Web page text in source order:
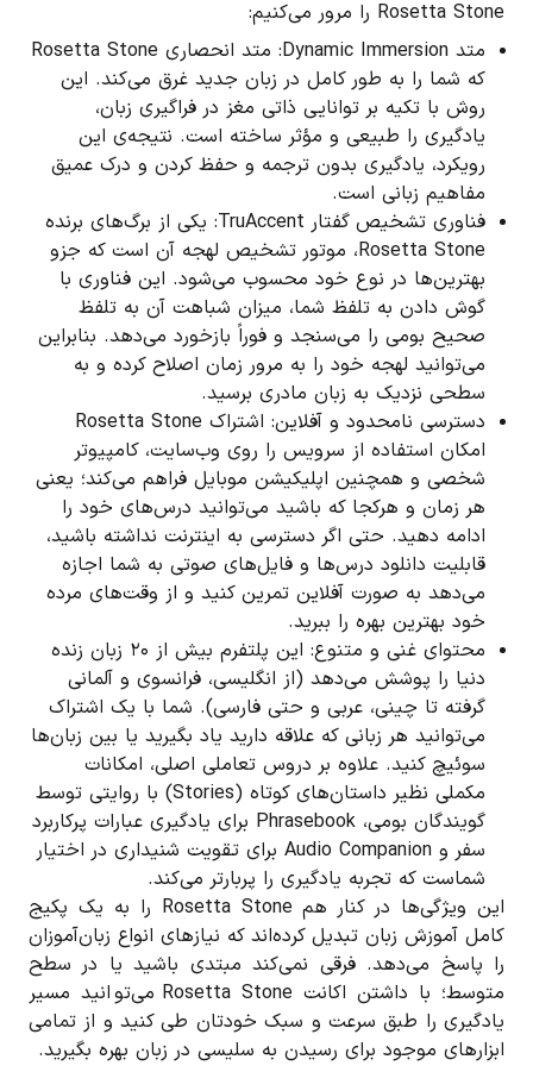
Rosetta Stone را مرور می‌کنیم:
متد Dynamic Immersion: متد انحصاری Rosetta Stone
که شما را به طور کامل در زبان جدید غرق می‌کند. این
روش با تکیه بر توانایی ذاتی مغز در فراگیری زبان،
یادگیری را طبیعی و مؤثر ساخته است. نتیجه‌ی این
رویکرد، یادگیری بدون ترجمه و حفظ کردن و درک عمیق
مفاهیم زبانی است.
فناوری تشخیص گفتار TruAccent: یکی از برگ‌های برنده
Rosetta Stone، موتور تشخیص لهجه آن است که جزو
بهترین‌ها در نوع خود محسوب می‌شود. این فناوری با
گوش دادن به تلفظ شما، میزان شباهت آن به تلفظ
صحیح بومی را می‌سنجد و فوراً بازخورد می‌دهد. بنابراین
می‌توانید لهجه خود را به مرور زمان اصلاح کرده و به
سطحی نزدیک به زبان مادری برسید.
دسترسی نامحدود و آفلاین: اشتراک Rosetta Stone
امکان استفاده از سرویس را روی وب‌سایت، کامپیوتر
شخصی و همچنین اپلیکیشن موبایل فراهم می‌کند؛ یعنی
هر زمان و هرکجا که باشید می‌توانید درس‌های خود را
ادامه دهید. حتی اگر دسترسی به اینترنت نداشته باشید،
قابلیت دانلود درس‌ها و فایل‌های صوتی به شما اجازه
می‌دهد به صورت آفلاین تمرین کنید و از وقت‌های مرده
خود بهترین بهره را ببرید.
محتوای غنی و متنوع: این پلتفرم بیش از ۲۰ زبان زنده
دنیا را پوشش می‌دهد (از انگلیسی، فرانسوی و آلمانی
گرفته تا چینی، عربی و حتی فارسی). شما با یک اشتراک
می‌توانید هر زبانی که علاقه دارید یاد بگیرید یا بین زبان‌ها
سوئیچ کنید. علاوه بر دروس تعاملی اصلی، امکانات
مکملی نظیر داستان‌های کوتاه (Stories) با روایتی توسط
گویندگان بومی، Phrasebook برای یادگیری عبارات پرکاربرد
سفر و Audio Companion برای تقویت شنیداری در اختیار
شماست که تجربه یادگیری را پربارتر می‌کند.
این ویژگی‌ها در کنار هم Rosetta Stone را به یک پکیج
کامل آموزش زبان تبدیل کرده‌اند که نیازهای انواع زبان‌آموزان
را پاسخ می‌دهد. فرقی نمی‌کند مبتدی باشید یا در سطح
متوسط؛ با داشتن اکانت Rosetta Stone می‌توانید مسیر
یادگیری را طبق سرعت و سبک خودتان طی کنید و از تمامی
ابزارهای موجود برای رسیدن به سلیسی در زبان بهره بگیرید.